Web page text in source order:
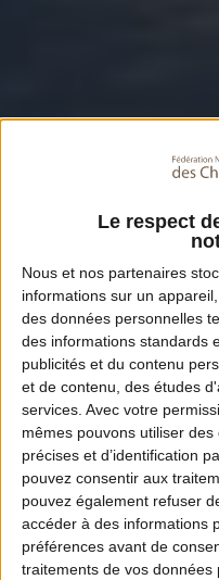
Le respect
Nous et nos partenaires
informations sur un
des données personnelles
des informations standards
publicités et du contenu
et de contenu, des études
services. Avec votre
mêmes pouvons utiliser
précises et d’identification
pouvez consentir aux
pouvez également refuser
accéder à des informations
préférences avant de
traitements de vos